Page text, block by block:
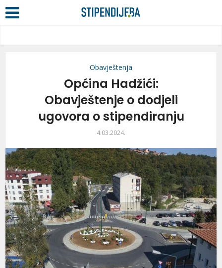
Obavještenja
Općina Hadžići:
Obavještenje o dodjeli
ugovora o stipendiranju
4.03.2024.